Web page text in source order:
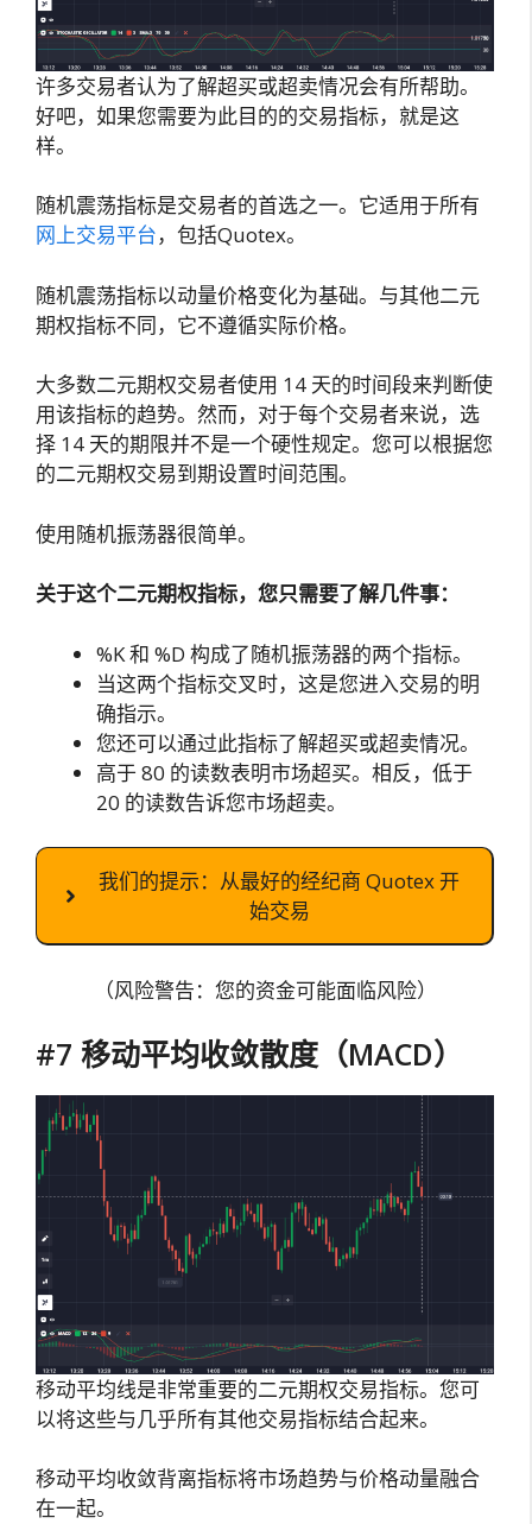
许多交易者认为了解超买或超卖情况会有所帮助。
好吧，如果您需要为此目的的交易指标，就是这
样。
随机震荡指标是交易者的首选之一。它适用于所有
网上交易平台，包括Quotex。
随机震荡指标以动量价格变化为基础。与其他二元
期权指标不同，它不遵循实际价格。
大多数二元期权交易者使用 14 天的时间段来判断使
用该指标的趋势。然而，对于每个交易者来说，选
择 14 天的期限并不是一个硬性规定。您可以根据您
的二元期权交易到期设置时间范围。
使用随机振荡器很简单。
关于这个二元期权指标，您只需要了解几件事：
%K 和 %D 构成了随机振荡器的两个指标。
当这两个指标交叉时，这是您进入交易的明
确指示。
您还可以通过此指标了解超买或超卖情况。
高于 80 的读数表明市场超买。相反，低于
20 的读数告诉您市场超卖。
我们的提示：从最好的经纪商 Quotex 开
始交易
（风险警告：您的资金可能面临风险）
#7 移动平均收敛散度（MACD）
移动平均线是非常重要的二元期权交易指标。您可
以将这些与几乎所有其他交易指标结合起来。
移动平均收敛背离指标将市场趋势与价格动量融合
在一起。